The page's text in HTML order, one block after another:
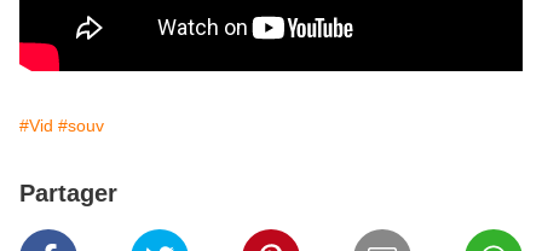
#Vid #souv
Partager